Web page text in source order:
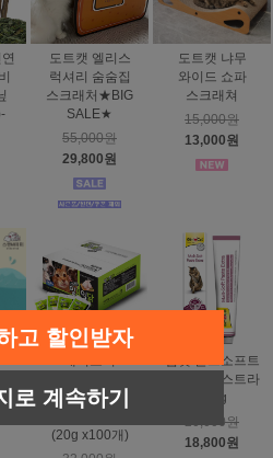
도트캣 엘리스
럭셔리 숨숨집
스크래처★BIG
SALE★
55,000원
29,800원
도트캣 냐무
와이드 쇼파
스크래쳐
15,000원
13,000원
)
오리지날
(20g x100개)
짐펫 몰트소프트
헤어볼 엑스트라
100g
20,000원
18,800원
고 할인받자
로 계속하기